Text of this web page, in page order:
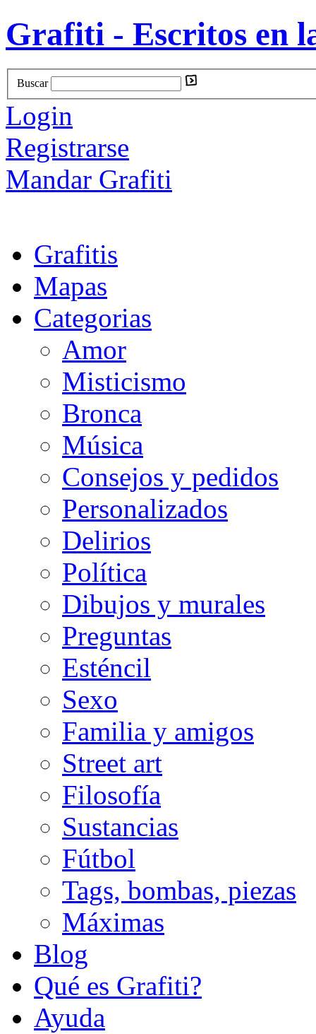
Grafiti - Escritos en
Buscar
Login
Registrarse
Mandar Grafiti
Grafitis
Mapas
Categorias
Amor
Misticismo
Bronca
Música
Consejos y pedidos
Personalizados
Delirios
Política
Dibujos y murales
Preguntas
Esténcil
Sexo
Familia y amigos
Street art
Filosofía
Sustancias
Fútbol
Tags, bombas, piezas
Máximas
Blog
Qué es Grafiti?
Ayuda